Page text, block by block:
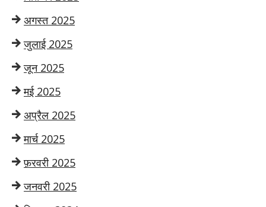
अगस्त 2025
जुलाई 2025
जून 2025
मई 2025
अप्रैल 2025
मार्च 2025
फ़रवरी 2025
जनवरी 2025